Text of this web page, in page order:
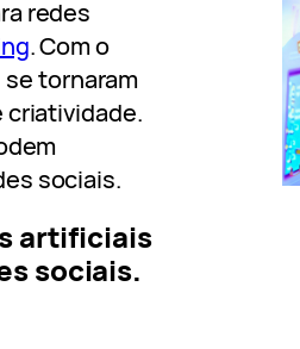
redes
. Com o
tornaram
criatividade.
sociais.
artificiais
sociais.